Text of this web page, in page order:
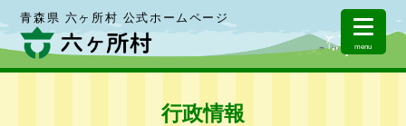
青森県 六ヶ所村 公式ホームページ
menu
行政情報